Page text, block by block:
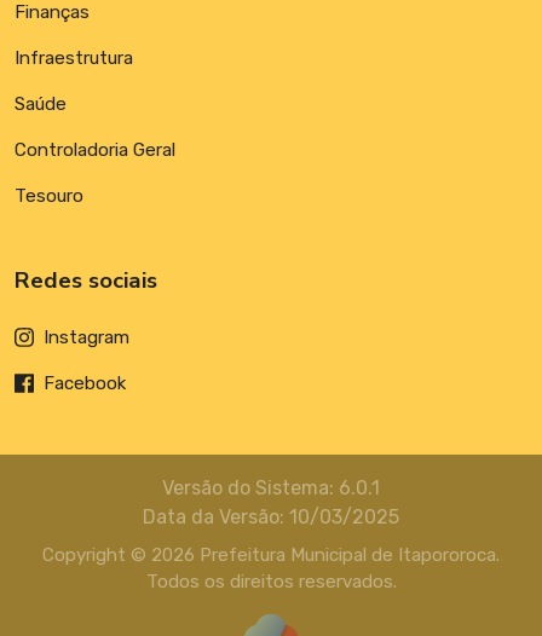
Finanças
Infraestrutura
Saúde
Controladoria Geral
Tesouro
Redes sociais
Instagram
Facebook
Versão do Sistema: 6.0.1
Data da Versão: 10/03/2025
Copyright © 2026 Prefeitura Municipal de Itapororoca.
Todos os direitos reservados.